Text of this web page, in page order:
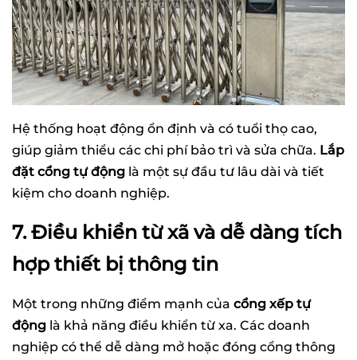
Hệ thống hoạt động ổn định và có tuổi thọ cao,
giúp giảm thiểu các chi phí bảo trì và sửa chữa. Lắp
đặt cổng tự động là một sự đầu tư lâu dài và tiết
kiệm cho doanh nghiệp.
7. Điều khiển từ xã và dễ dàng tích
hợp thiết bị thông tin
Một trong những điểm mạnh của cổng xếp tự
động là khả năng điều khiển từ xa. Các doanh
nghiệp có thể dễ dàng mở hoặc đóng cổng thông